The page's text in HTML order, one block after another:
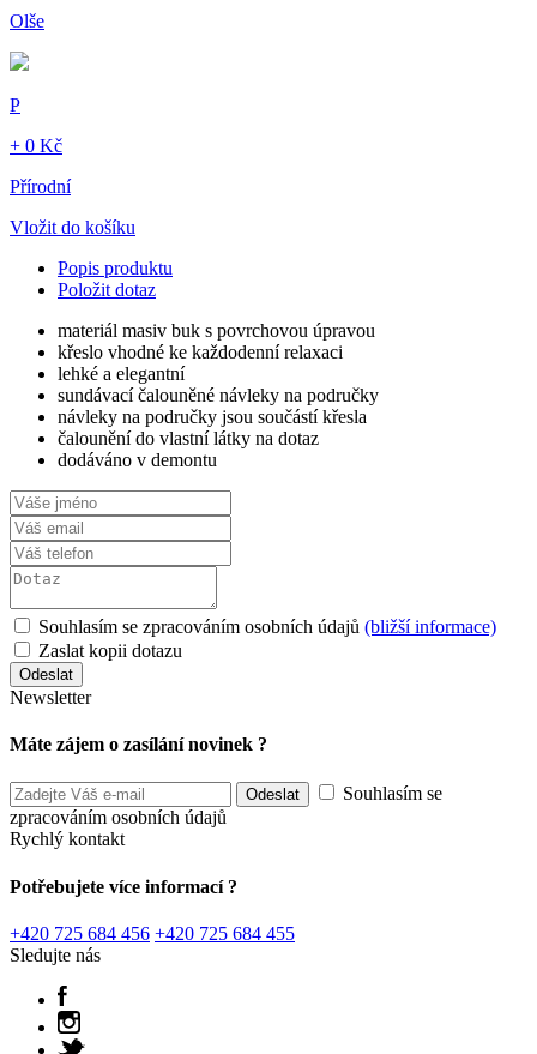
Olše
P
+ 0 Kč
Přírodní
Vložit do košíku
Popis produktu
Položit dotaz
materiál masiv buk s povrchovou úpravou
křeslo vhodné ke každodenní relaxaci
lehké a elegantní
sundávací čalouněné návleky na područky
návleky na područky jsou součástí křesla
čalounění do vlastní látky na dotaz
dodáváno v demontu
Souhlasím se zpracováním osobních údajů (bližší informace)
Zaslat kopii dotazu
Newsletter
Máte zájem o zasílání novinek ?
Souhlasím se
zpracováním osobních údajů
Rychlý kontakt
Potřebujete více informací ?
+420 725 684 456 +420 725 684 455
Sledujte nás